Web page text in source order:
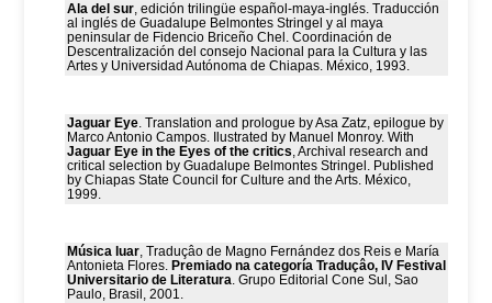
Ala del sur, edición trilingüe español-maya-inglés. Traducción
al inglés de Guadalupe Belmontes Stringel y al maya
peninsular de Fidencio Briceño Chel. Coordinación de
Descentralización del consejo Nacional para la Cultura y las
Artes y Universidad Autónoma de Chiapas. México, 1993.
Jaguar Eye. Translation and prologue by Asa Zatz, epilogue by
Marco Antonio Campos. Ilustrated by Manuel Monroy. With
Jaguar Eye in the Eyes of the critics, Archival research and
critical selection by Guadalupe Belmontes Stringel. Published
by Chiapas State Council for Culture and the Arts. México,
1999.
Música luar, Traduçâo de Magno Fernández dos Reis e María
Antonieta Flores. Premiado na categoría Traduçâo, IV Festival
Universitario de Literatura. Grupo Editorial Cone Sul, Sao
Paulo, Brasil, 2001.